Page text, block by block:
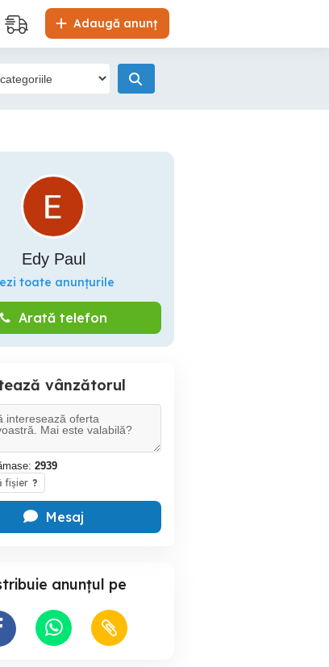
Adaugă anunț
Edy Paul
toate anunțurile
Arată telefon
vânzătorul
2939
fișier ?
Mesaj
anunțul pe